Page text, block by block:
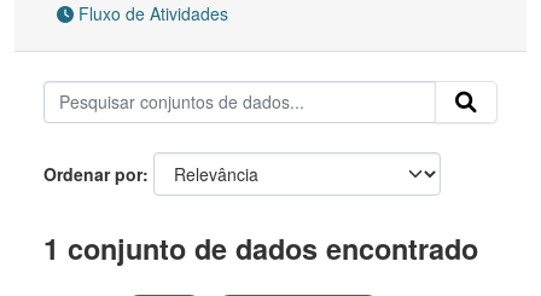
Fluxo de Atividades
Ordenar por
1 conjunto de dados encontrado